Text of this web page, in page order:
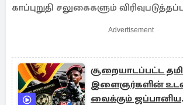
காப்புறுதி சலுகைகளும்
Advertisement
சூறையாடப்பட்ட
இளைஞர்களின்
வைக்கும் ஜப்பானிய